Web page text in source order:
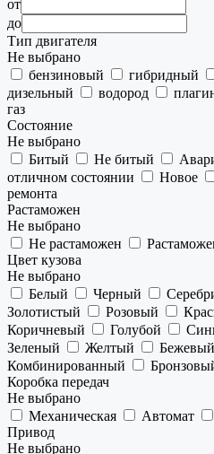
от
до
Тип двигателя
Не выбрано
бензиновый
гибридный
дизельный
водород
газ
Состояние
Не выбрано
Битый
Не битый
отличном состоянии
Новое
ремонта
Растаможен
Не выбрано
Не растаможен
Цвет кузова
Не выбрано
Белый
Черный
Золотистый
Розовый
Коричневый
Голубой
Зеленый
Желтый Бежевый
Комбинированный
Коробка передач
Не выбрано
Механическая
Автомат
Привод
Не выбрано